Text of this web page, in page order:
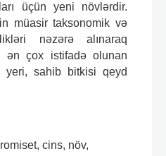
üçün yeni növlərdir.
müasir taksonomik və
nəzərə alınaraq
ən çox istifadə olunan
yeri, sahib bitkisi qeyd
cins, növ,